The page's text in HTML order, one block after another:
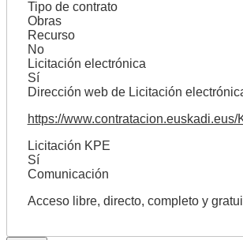
Tipo de contrato
Obras
Recurso
No
Licitación electrónica
Sí
Dirección web de Licitación
https://
Licitación KPE
Sí
Comunicación
Acceso libre, directo, completo y